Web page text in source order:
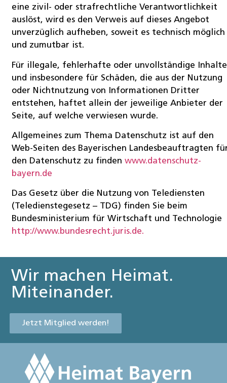
eine zivil- oder strafrechtliche Verantwortlichkeit
auslöst, wird es den Verweis auf dieses Angebot
unverzüglich aufheben, soweit es technisch möglich
und zumutbar ist.
Für illegale, fehlerhafte oder unvollständige Inhalte
und insbesondere für Schäden, die aus der Nutzung
oder Nichtnutzung von Informationen Dritter
entstehen, haftet allein der jeweilige Anbieter der
Seite, auf welche verwiesen wurde.
Allgemeines zum Thema Datenschutz ist auf den
Web-Seiten des Bayerischen Landesbeauftragten
den Datenschutz zu findenwww.datenschutz-
bayern.de
Das Gesetz über die Nutzung von Telediensten
(Teledienstegesetz – TDG) finden Sie beim
Bundesministerium für Wirtschaft und Technologie
http://www.bundesrecht.juris.de.
Wir machen Heimat.
Miteinander.
Jetzt Mitglied werden!